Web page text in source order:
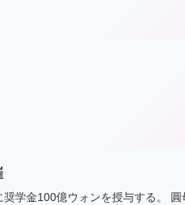
金100億ウォンを授与する。 圓